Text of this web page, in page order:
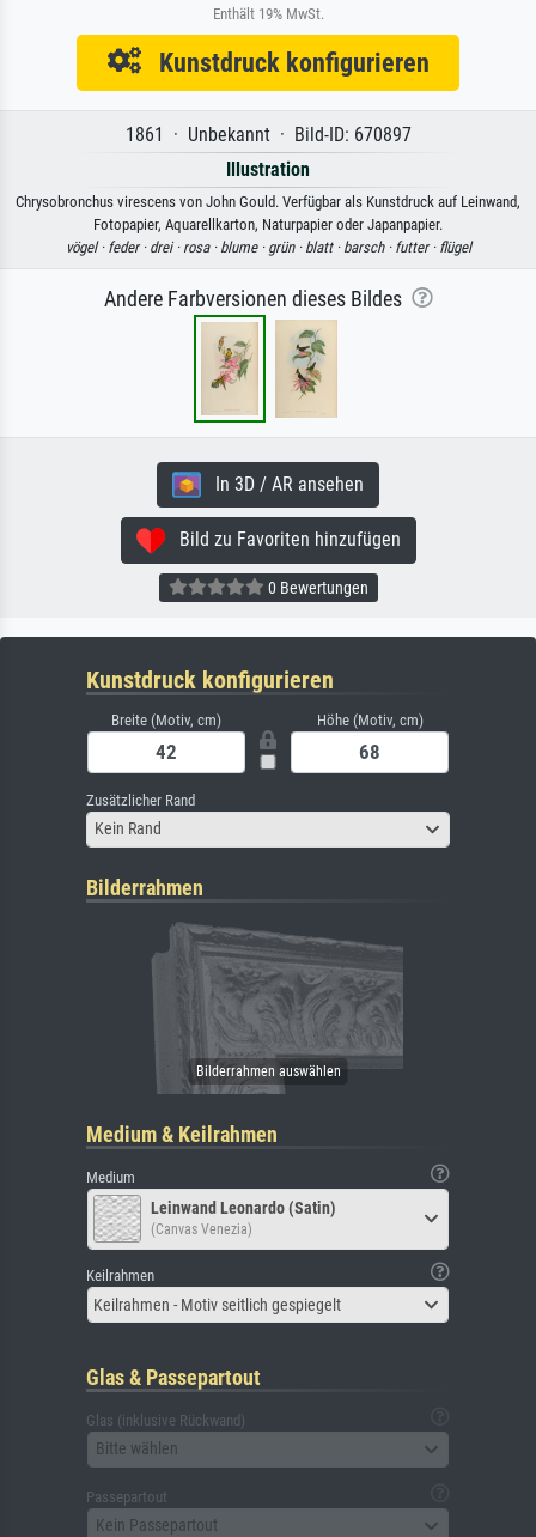
Enthält 19% MwSt.
Kunstdruck konfigurieren
1861 · Unbekannt · Bild-ID: 670897
Illustration
Chrysobronchus virescens von John Gould. Verfügbar als Kunstdruck auf Leinwand,
Fotopapier, Aquarellkarton, Naturpapier oder Japanpapier.
vögel · feder · drei · rosa · blume · grün · blatt · barsch · futter · flügel
Andere Farbversionen dieses Bildes
In 3D / AR ansehen
Bild zu Favoriten hinzufügen
0 Bewertungen
Kunstdruck konfigurieren
Breite (Motiv, cm) Höhe (Motiv, cm)
Zusätzlicher Rand
Kein Rand
Bilderrahmen
Medium & Keilrahmen
Medium
Leinwand Leonardo (Satin)
(Canvas Venezia)
Keilrahmen
Keilrahmen - Motiv seitlich gespiegelt
Glas & Passepartout
Glas (inklusive Rückwand)
Bitte wählen
Passepartout
Kein Passepartout